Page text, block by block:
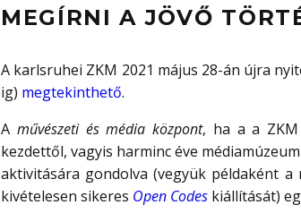
MEGÍRNI A JÖVŐ
A karlsruhei ZKM 2021 május 28-án újra
ig) megtekinthető.
A művészeti és média központ, ha a a
kezdettől, vagyis harminc éve
aktivitására gondolva (vegyük példaként a
kivételesen sikeres Open Codes kiállítását)